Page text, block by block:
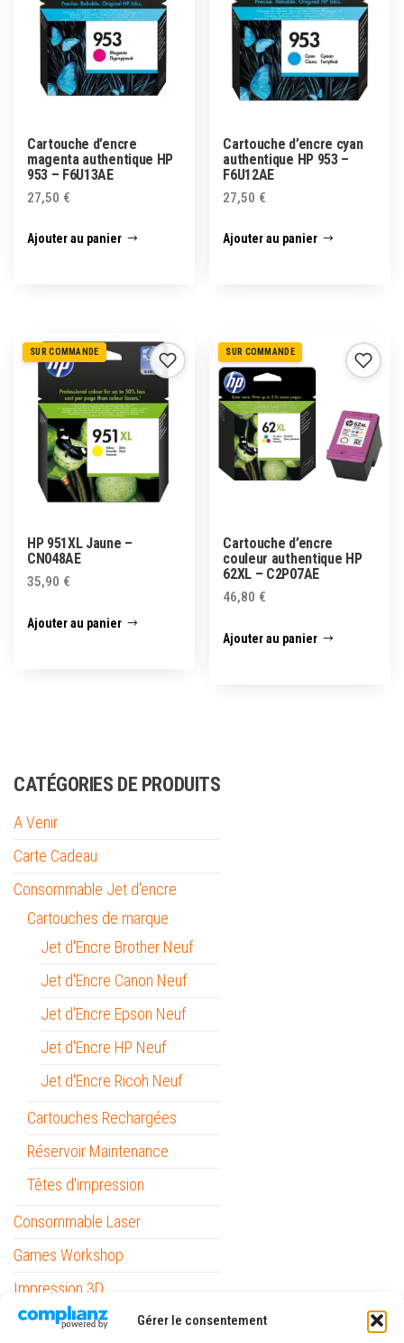
Gérer le consentement
Cartouche d’encre
magenta authentique HP
953 – F6U13AE
27,50 €
Ajouter au panier
Cartouche d’encre cyan
authentique HP 953 –
F6U12AE
27,50 €
Ajouter au panier
SUR COMMANDE
HP 951XL Jaune –
CN048AE
35,90 €
Ajouter au panier
SUR COMMANDE
Cartouche d’encre
couleur authentique HP
62XL – C2P07AE
46,80 €
Ajouter au panier
CATÉGORIES DE PRODUITS
A Venir
Carte Cadeau
Consommable Jet d'encre
Cartouches de marque
Jet d'Encre Brother Neuf
Jet d'Encre Canon Neuf
Jet d'Encre Epson Neuf
Jet d'Encre HP Neuf
Jet d'Encre Ricoh Neuf
Cartouches Rechargées
Réservoir Maintenance
Têtes d'impression
Consommable Laser
Games Workshop
Impression 3D
Informatique